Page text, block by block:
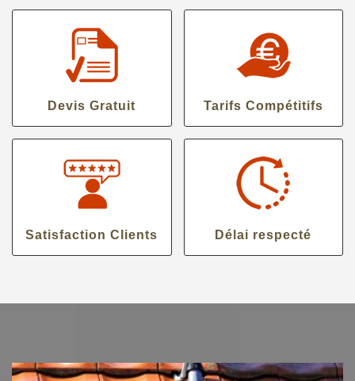
Devis Gratuit Tarifs Compétitifs
Satisfaction Clients Délai respecté